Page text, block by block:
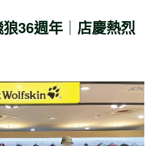
狼36週年 ｜ 店慶熱烈